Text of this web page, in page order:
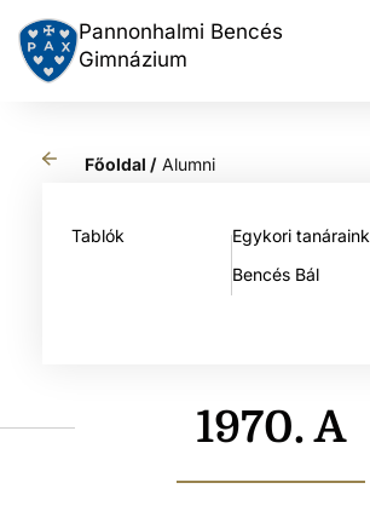
Pannonhalmi Bencés
Gimnázium
Főoldal / Alumni
Tablók
Egykori tanáraink
Bencés Bál
1970. A